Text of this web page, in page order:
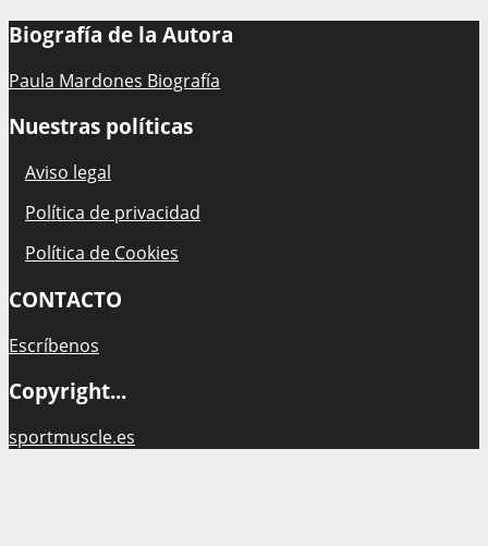
Biografía de la Autora
Paula Mardones Biografía
Nuestras políticas
Aviso legal
Política de privacidad
Política de Cookies
CONTACTO
Escríbenos
Copyright...
sportmuscle.es